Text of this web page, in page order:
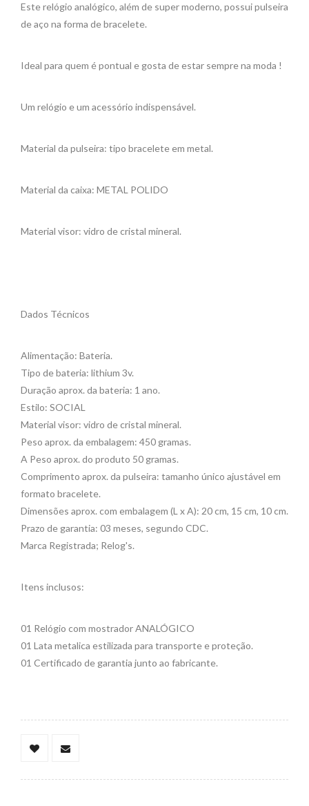
Este relógio analógico, além de super moderno, possui pulseira
de aço na forma de bracelete.
Ideal para quem é pontual e gosta de estar sempre na moda !
Um relógio e um acessório indispensável.
Material da pulseira: tipo bracelete em metal.
Material da caixa: METAL POLIDO
Material visor: vidro de cristal mineral.
Dados Técnicos
Alimentação: Bateria.
Tipo de bateria: lithium 3v.
Duração aprox. da bateria: 1 ano.
Estilo: SOCIAL
Material visor: vidro de cristal mineral.
Peso aprox. da embalagem: 450 gramas.
A Peso aprox. do produto 50 gramas.
Comprimento aprox. da pulseira: tamanho único ajustável em
formato bracelete.
Dimensões aprox. com embalagem (L x A): 20 cm, 15 cm, 10 cm.
Prazo de garantia: 03 meses, segundo CDC.
Marca Registrada; Relog's.
Itens inclusos:
01 Relógio com mostrador ANALÓGICO
01 Lata metalica estilizada para transporte e proteção.
01 Certificado de garantia junto ao fabricante.